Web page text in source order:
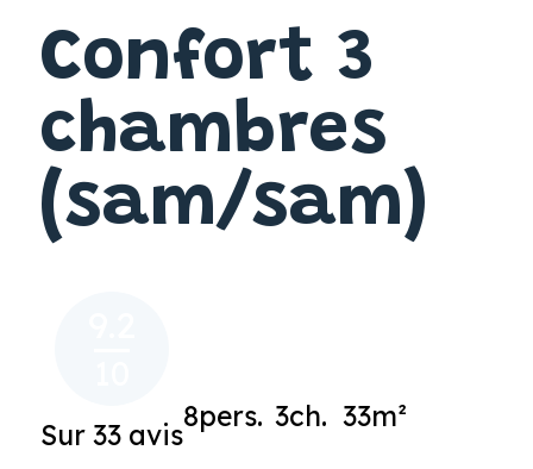
Confort 3
chambres
(sam/sam)
Sur 33 avis
8pers. 3ch. 33m²